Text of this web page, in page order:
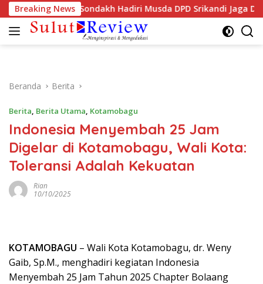
Langsung
ke
konten
Breaking News
TP PKK Ellen Sondakh Hadiri Musda DPD Srikandi Jaga Desa
Beranda Berita
Berita, Berita Utama, Kotamobagu
Indonesia Menyembah 25 Jam
Digelar di Kotamobagu, Wali Kota:
Toleransi Adalah Kekuatan
Rian
10/10/2025
KOTAMOBAGU – Wali Kota Kotamobagu, dr. Weny
Gaib, Sp.M., menghadiri kegiatan Indonesia
Menyembah 25 Jam Tahun 2025 Chapter Bolaang